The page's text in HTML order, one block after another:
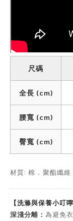
尺碼
全長 (cm)
腰寬 (cm)
臀寬 (cm)
材質: 棉 ． 聚酯纖維
【洗滌與保養小叮嚀
深淺分離： 為避免